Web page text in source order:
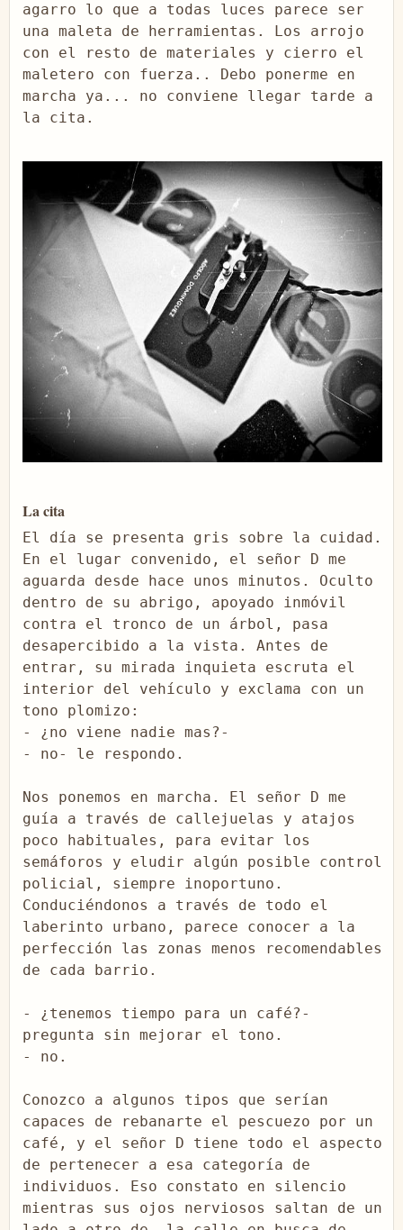
agarro lo que a todas luces parece ser
una maleta de herramientas. Los arrojo
con el resto de materiales y cierro el
maletero con fuerza.. Debo ponerme en
marcha ya... no conviene llegar tarde a
la cita.
La cita
El día se presenta gris sobre la cuidad.
En el lugar convenido, el señor D me
aguarda desde hace unos minutos. Oculto
dentro de su abrigo, apoyado inmóvil
contra el tronco de un árbol, pasa
desapercibido a la vista. Antes de
entrar, su mirada inquieta escruta el
interior del vehículo y exclama con un
tono plomizo:
- ¿no viene nadie mas?-
- no- le respondo.
Nos ponemos en marcha. El señor D me
guía a través de callejuelas y atajos
poco habituales, para evitar los
semáforos y eludir algún posible control
policial, siempre inoportuno.
Conduciéndonos a través de todo el
laberinto urbano, parece conocer a la
perfección las zonas menos recomendables
de cada barrio.
- ¿tenemos tiempo para un café?-
pregunta sin mejorar el tono.
- no.
Conozco a algunos tipos que serían
capaces de rebanarte el pescuezo por un
café, y el señor D tiene todo el aspecto
de pertenecer a esa categoría de
individuos. Eso constato en silencio
mientras sus ojos nerviosos saltan de un